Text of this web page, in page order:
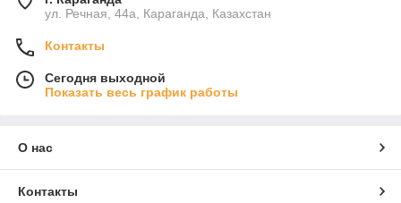
ул. Речная, 44а, Караганда, Казахстан
Контакты
Сегодня выходной
Показать весь график работы
О нас
Контакты